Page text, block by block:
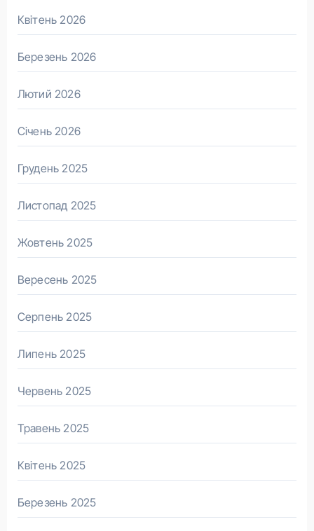
Квітень 2026
Березень 2026
Лютий 2026
Січень 2026
Грудень 2025
Листопад 2025
Жовтень 2025
Вересень 2025
Серпень 2025
Липень 2025
Червень 2025
Травень 2025
Квітень 2025
Березень 2025